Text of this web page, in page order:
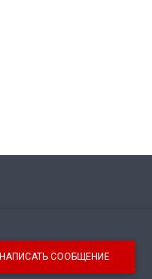
НАПИСАТЬ СООБЩЕНИЕ